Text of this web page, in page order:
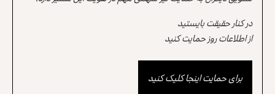
در کنار حقیقت بایستید
از اطلاعات روز حمایت کنید
برای حمایت اینجا کلیک کنید